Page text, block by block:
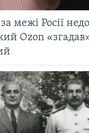
межі Росії
Ozon